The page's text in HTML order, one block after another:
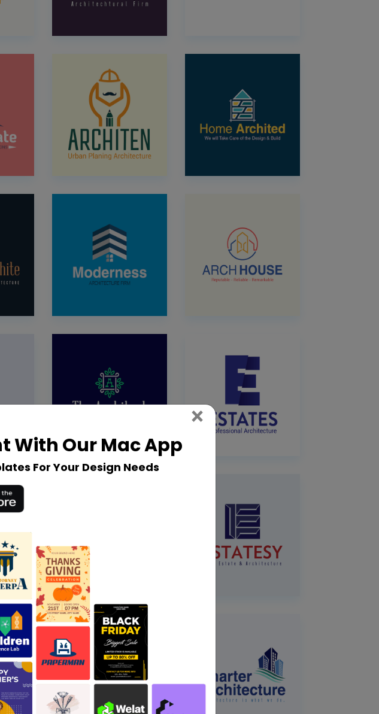
With Our Mac App
For Your Design Needs
× Close